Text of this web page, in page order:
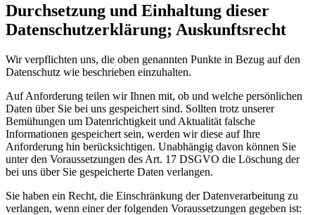
Durchsetzung und Einhaltung dieser
Datenschutzerklärung; Auskunftsrecht
Wir verpflichten uns, die oben genannten Punkte in Bezug auf den
Datenschutz wie beschrieben einzuhalten.
Auf Anforderung teilen wir Ihnen mit, ob und welche persönlichen
Daten über Sie bei uns gespeichert sind. Sollten trotz unserer
Bemühungen um Datenrichtigkeit und Aktualität falsche
Informationen gespeichert sein, werden wir diese auf Ihre
Anforderung hin berücksichtigen. Unabhängig davon können Sie
unter den Voraussetzungen des Art. 17 DSGVO die Löschung der
bei uns über Sie gespeicherte Daten verlangen.
Sie haben ein Recht, die Einschränkung der Datenverarbeitung zu
verlangen, wenn einer der folgenden Voraussetzungen gegeben ist: